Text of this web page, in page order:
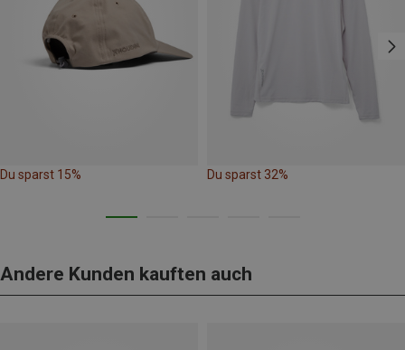
Du sparst 15% Du sparst 32%
Andere Kunden kauften auch